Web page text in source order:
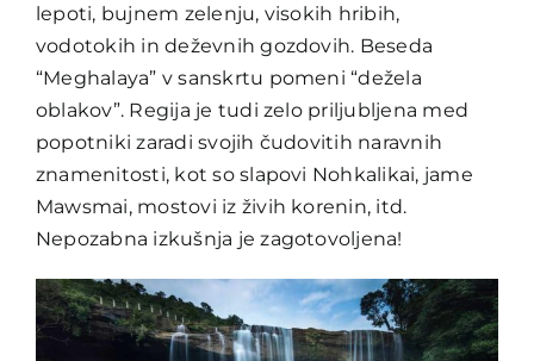
lepoti, bujnem zelenju, visokih hribih,
vodotokih in deževnih gozdovih. Beseda
“Meghalaya” v sanskrtu pomeni “dežela
oblakov”. Regija je tudi zelo priljubljena med
popotniki zaradi svojih čudovitih naravnih
znamenitosti, kot so slapovi Nohkalikai, jame
Mawsmai, mostovi iz živih korenin, itd.
Nepozabna izkušnja je zagotovoljena!